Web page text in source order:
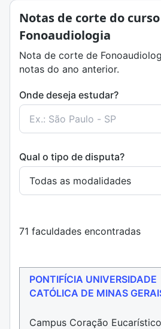
Notas de corte do
Fonoaudiologia
Nota de corte de
notas do ano anterior.
Onde deseja estudar?
Qual o tipo de disputa?
71 faculdades encontradas
PONTIFÍCIA UNIVERSIDADE
CATÓLICA DE MINAS
Campus Coração